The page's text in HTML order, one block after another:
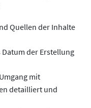
Quellen der Inhalte
der Erstellung
mit
detailliert und